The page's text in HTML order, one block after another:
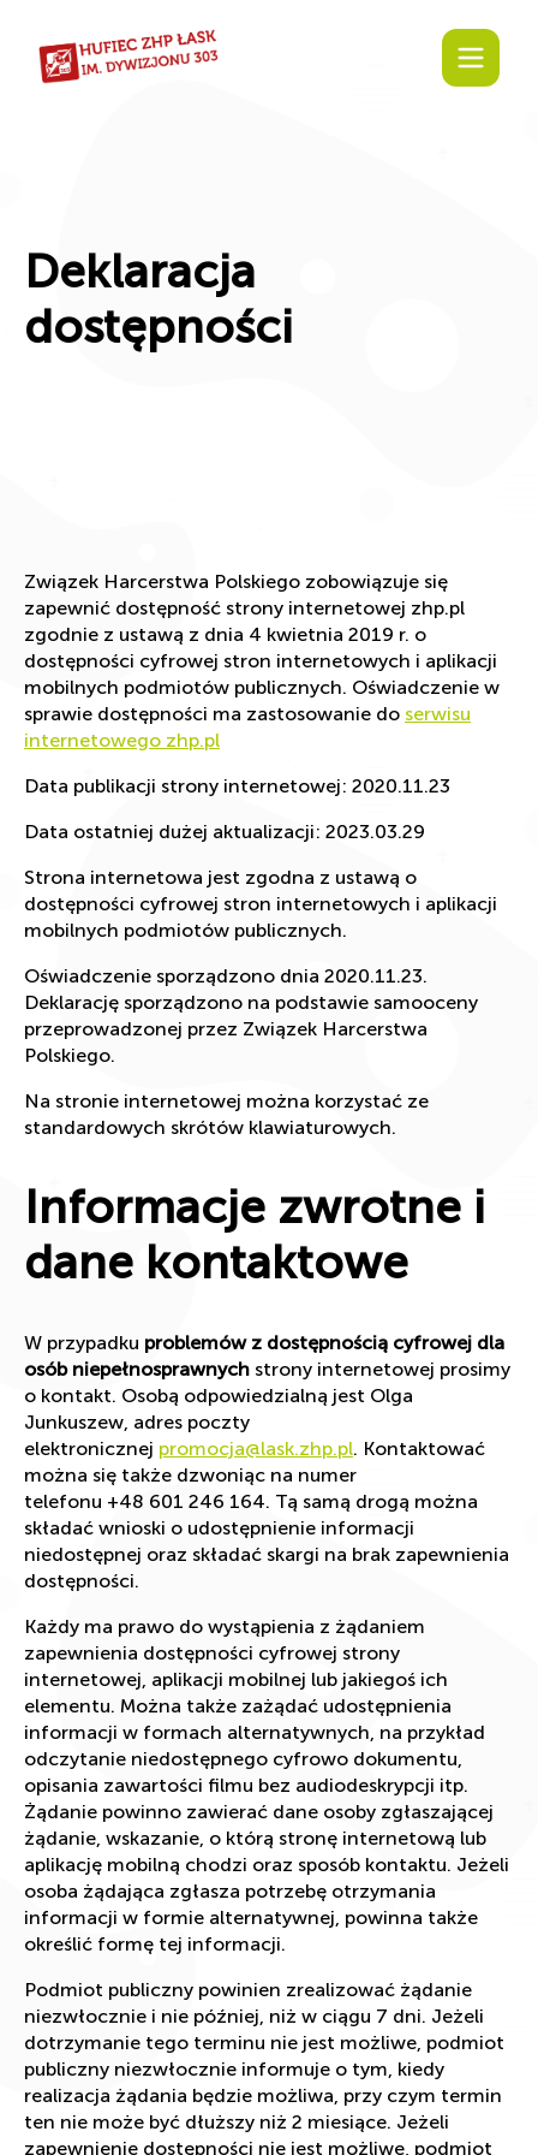
Deklaracja
dostępności
Związek Harcerstwa Polskiego zobowiązuje się
zapewnić dostępność strony internetowej zhp.pl
zgodnie z ustawą z dnia 4 kwietnia 2019 r. o
dostępności cyfrowej stron internetowych i aplikacji
mobilnych podmiotów publicznych. Oświadczenie w
sprawie dostępności ma zastosowanie do serwisu
internetowego zhp.pl
Data publikacji strony internetowej: 2020.11.23
Data ostatniej dużej aktualizacji: 2023.03.29
Strona internetowa jest zgodna z ustawą o
dostępności cyfrowej stron internetowych i aplikacji
mobilnych podmiotów publicznych.
Oświadczenie sporządzono dnia 2020.11.23.
Deklarację sporządzono na podstawie samooceny
przeprowadzonej przez Związek Harcerstwa
Polskiego.
Na stronie internetowej można korzystać ze
standardowych skrótów klawiaturowych.
Informacje zwrotne i
dane kontaktowe
W przypadku problemów z dostępnością cyfrowej dla
osób niepełnosprawnych strony internetowej prosimy
o kontakt. Osobą odpowiedzialną jest Olga
Junkuszew, adres poczty
elektronicznej promocja@lask.zhp.pl. Kontaktować
można się także dzwoniąc na numer
telefonu +48 601 246 164. Tą samą drogą można
składać wnioski o udostępnienie informacji
niedostępnej oraz składać skargi na brak zapewnienia
dostępności.
Każdy ma prawo do wystąpienia z żądaniem
zapewnienia dostępności cyfrowej strony
internetowej, aplikacji mobilnej lub jakiegoś ich
elementu. Można także zażądać udostępnienia
informacji w formach alternatywnych, na przykład
odczytanie niedostępnego cyfrowo dokumentu,
opisania zawartości filmu bez audiodeskrypcji itp.
Żądanie powinno zawierać dane osoby zgłaszającej
żądanie, wskazanie, o którą stronę internetową lub
aplikację mobilną chodzi oraz sposób kontaktu. Jeżeli
osoba żądająca zgłasza potrzebę otrzymania
informacji w formie alternatywnej, powinna także
określić formę tej informacji.
Podmiot publiczny powinien zrealizować żądanie
niezwłocznie i nie później, niż w ciągu 7 dni. Jeżeli
dotrzymanie tego terminu nie jest możliwe, podmiot
publiczny niezwłocznie informuje o tym, kiedy
realizacja żądania będzie możliwa, przy czym termin
ten nie może być dłuższy niż 2 miesiące. Jeżeli
zapewnienie dostępności nie jest możliwe, podmiot